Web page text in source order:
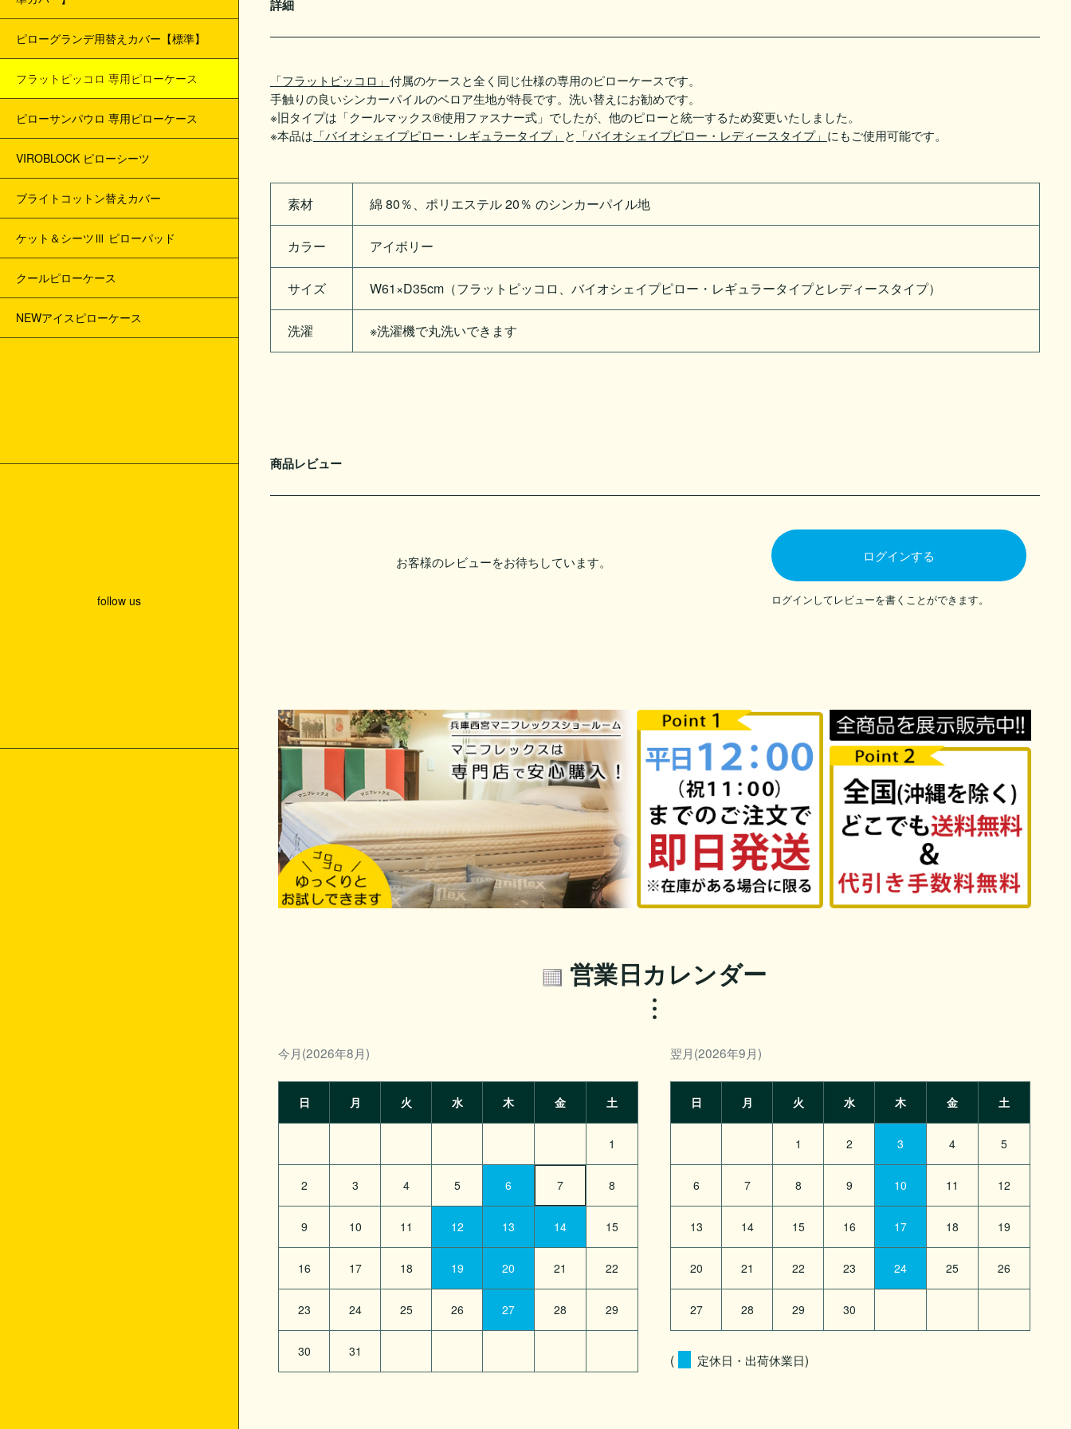
ピローグランデ用替えカバー【標準】
フラットピッコロ 専用ピローケース
ピローサンパウロ 専用ピローケース
VIROBLOCK ピローシーツ
ブライトコットン替えカバー
ケット＆シーツⅢ ピローパッド
クールピローケース
NEWアイスピローケース
follow us
詳細
「フラットピッコロ」 付属のケースと全く同じ仕様の専用のピローケースです。
手触りの良いシンカーパイルのベロア生地が特長です。洗い替えにお勧めです。
※旧タイプは「クールマックス®使用ファスナー式」でしたが、他のピローと統一するため変更いたしました。
※本品は 「バイオシェイプピロー・レギュラータイプ」 と 「バイオシェイプピロー・レディースタイプ」 にもご使用可能です。
素材 綿 80％、ポリエステル 20％ のシンカーパイル地
カラー アイボリー
サイズ W61×D35cm（フラットピッコロ、バイオシェイプピロー・レギュラータイプとレディースタイプ）
洗濯 ※洗濯機で丸洗いできます
商品レビュー
お客様のレビューをお待ちしています。 ログインする
ログインしてレビューを書くことができます。
営業日カレンダー
今月(2026年8月)
日 月 火 水 木 金 土
1
2 3 4 5 6 7 8
9 10 11 12 13 14 15
16 17 18 19 20 21 22
23 24 25 26 27 28 29
30 31
翌月(2026年9月)
日 月 火 水 木 金 土
1 2 3 4 5
6 7 8 9 10 11 12
13 14 15 16 17 18 19
20 21 22 23 24 25 26
27 28 29 30
( 定休日・出荷休業日)